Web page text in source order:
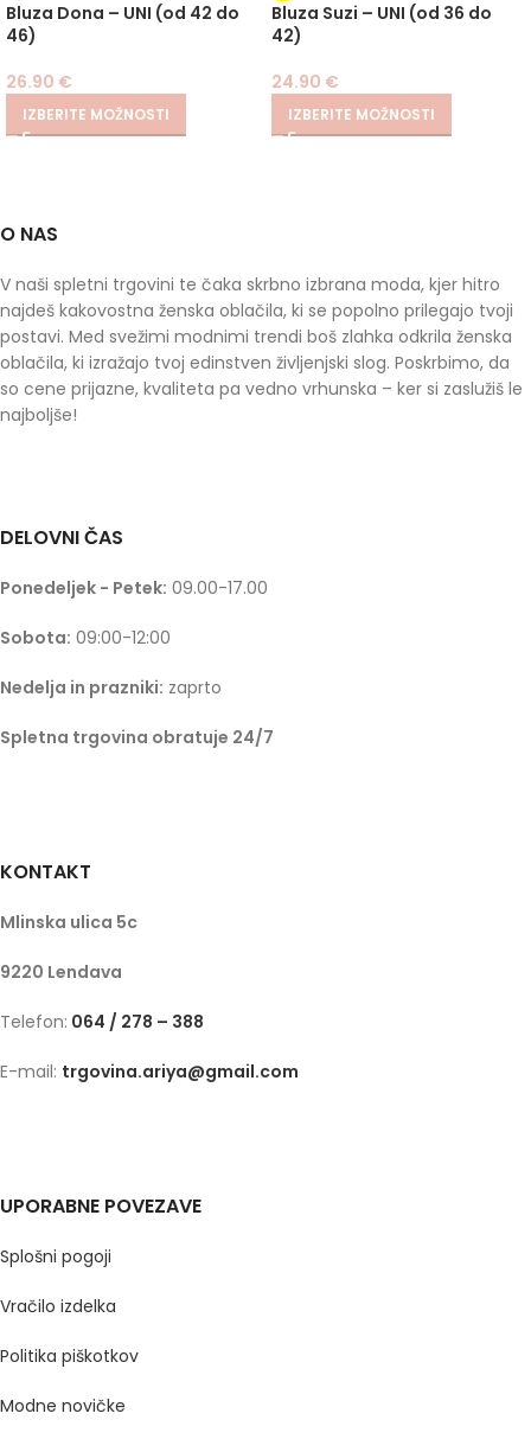
Bluza Dona – UNI (od 42 do
46)
26.90 €
IZBERITE MOŽNOSTI
Bluza Suzi – UNI (od 36 do
42)
24.90 €
IZBERITE MOŽNOSTI
O NAS
V naši spletni trgovini te čaka skrbno izbrana moda, kjer hitro
najdeš kakovostna ženska oblačila, ki se popolno prilegajo tvoji
postavi. Med svežimi modnimi trendi boš zlahka odkrila ženska
oblačila, ki izražajo tvoj edinstven življenjski slog. Poskrbimo, da
so cene prijazne, kvaliteta pa vedno vrhunska – ker si zaslužiš le
najboljše!
DELOVNI ČAS
Ponedeljek - Petek: 09.00-17.00
Sobota: 09:00-12:00
Nedelja in prazniki: zaprto
Spletna trgovina obratuje 24/7
KONTAKT
Mlinska ulica 5c
9220 Lendava
Telefon: 064 / 278 – 388
E-mail: trgovina.ariya@gmail.com
UPORABNE POVEZAVE
Splošni pogoji
Vračilo izdelka
Politika piškotkov
Modne novičke